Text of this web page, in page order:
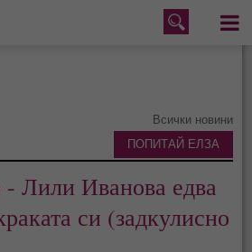
Меню
Всички новини
Лили Иванова едва
си (задкулисно
ПОПИТАЙ ЕЛЗА